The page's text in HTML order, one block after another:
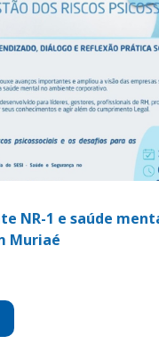
NR-1 e saúde
Muriaé